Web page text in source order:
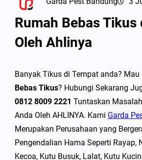
Rumah Bebas
Oleh Ahlinya
Banyak Tikus di Tempat anda? Mau
Bebas Tikus? Hubungi Sekarang
0812 8009 2221 Tuntaskan
Anda Oleh AHLINYA. Kami Garda
Merupakan Perusahaan yang
Pengendalian Hama Seperti Rayap,
Kecoa, Kutu Busuk, Lalat, Kutu